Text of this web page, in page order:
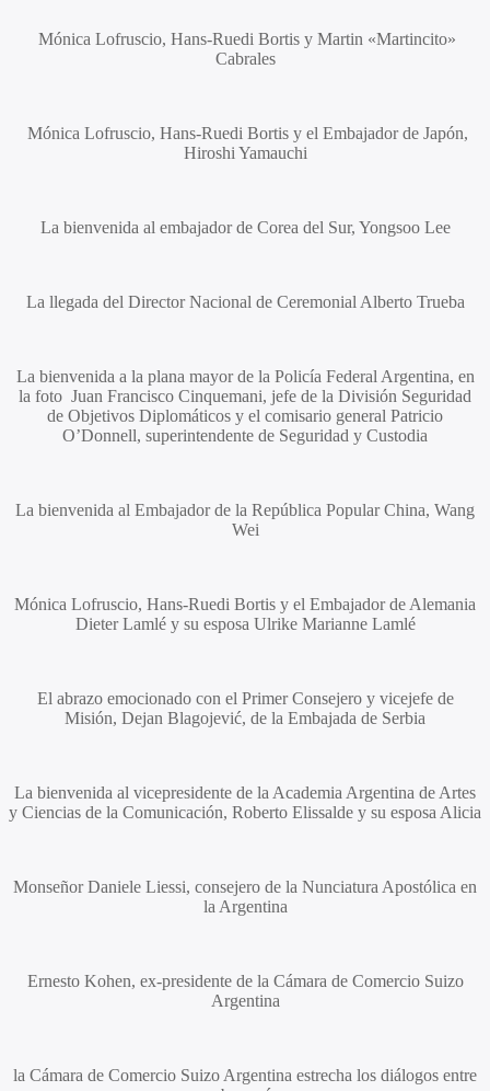
Mónica Lofruscio, Hans-Ruedi Bortis y Martin «Martincito»
Cabrales
Mónica Lofruscio, Hans-Ruedi Bortis y el Embajador de Japón,
Hiroshi Yamauchi
La bienvenida al embajador de Corea del Sur, Yongsoo Lee
La llegada del Director Nacional de Ceremonial Alberto Trueba
La bienvenida a la plana mayor de la Policía Federal Argentina, en
la foto Juan Francisco Cinquemani, jefe de la División Seguridad
de Objetivos Diplomáticos y el comisario general Patricio
O’Donnell, superintendente de Seguridad y Custodia
La bienvenida al Embajador de la República Popular China, Wang
Wei
Mónica Lofruscio, Hans-Ruedi Bortis y el Embajador de Alemania
Dieter Lamléy su esposa Ulrike Marianne Lamlé
El abrazo emocionado con el Primer Consejero y vicejefe de
Misión, Dejan Blagojević, de la Embajada de Serbia
La bienvenida al vicepresidente de la Academia Argentina de Artes
y Ciencias de la Comunicación, Roberto Elissalde y su esposa Alicia
MonseñorDaniele Liessi, consejero de la Nunciatura Apostólica en
la Argentina
Ernesto Kohen, ex-presidente de la Cámara de Comercio Suizo
Argentina
la Cámara de Comercio Suizo Argentina estrecha los diálogos entre